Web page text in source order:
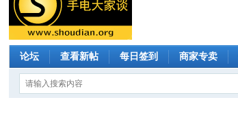
论坛 查看新帖 每日签到 商家专卖